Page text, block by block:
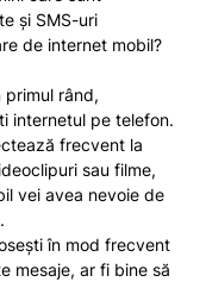
și SMS-uri
de internet mobil?
primul rând,
internetul pe telefon.
frecvent la
sau filme,
vei avea nevoie de
în mod frecvent
mesaje, ar fi bine să